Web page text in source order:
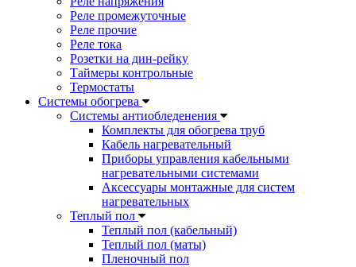
Реле промежуточные
Реле прочие
Реле тока
Розетки на дин-рейку
Таймеры контрольные
Термостаты
Системы обогрева
Системы антиобледенения
Комплекты для обогрева труб
Кабель нагревательный
Приборы управления кабельными
нагревательными системами
Аксессуары монтажные для систем
нагревательных
Теплый пол
Теплый пол (кабельный)
Теплый пол (маты)
Пленочный пол